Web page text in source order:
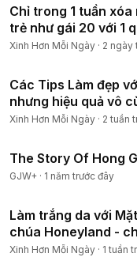
Chỉ trong 1 tuần
trẻ như gái 20 với 1
Xinh Hơn Mỗi Ngày · 2 ngày
Các Tips Làm đẹp
nhưng hiệu quả vô
Xinh Hơn Mỗi Ngày · 2 tuần
The Story Of Hong
GJW+ · 1 năm trước đây
Làm trắng da với
chúa Honeyland -
màng
Xinh Hơn Mỗi Ngày · 1 tuần